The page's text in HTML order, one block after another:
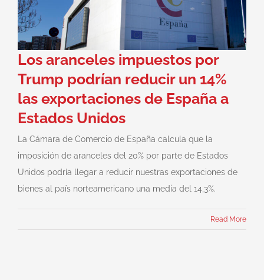
Los aranceles impuestos por
Trump podrían reducir un 14%
las exportaciones de España a
Estados Unidos
La Cámara de Comercio de España calcula que la
imposición de aranceles del 20% por parte de Estados
Unidos podría llegar a reducir nuestras exportaciones de
bienes al país norteamericano una media del 14,3%.
Read More